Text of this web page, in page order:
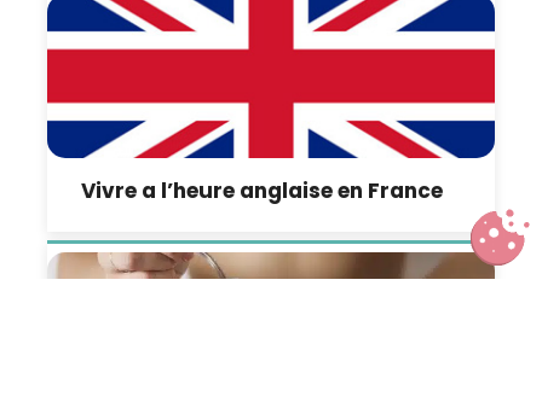
Vivre a l’heure anglaise en France